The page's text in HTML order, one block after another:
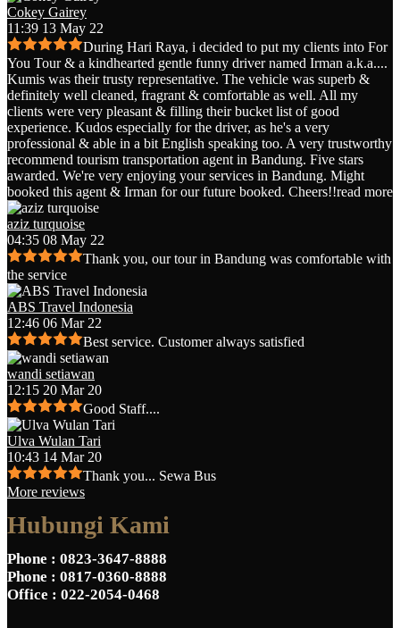
Cokey Gairey
11:39 13 May 22
During Hari Raya, i decided to put my clients into For
You Tour & a kindhearted gentle funny driver named Irman a.k.a....
Kumis was their trusty representative. The vehicle was superb &
definitely well cleaned, fragrant & comfortable as well. All my
clients were very pleasant & filling their bucket list of good
experience. Kudos especially for the driver, as he's a very
professional & able in a bit English speaking too. A very trustworthy
recommend tourism transportation agent in Bandung. Five stars
awarded. We're very enjoying your services in Bandung. Might
booked this agent & Irman for our future booked. Cheers!!read more
aziz turquoise
04:35 08 May 22
Thank you, our tour in Bandung was comfortable with
the service
ABS Travel Indonesia
12:46 06 Mar 22
Best service. Customer always satisfied
wandi setiawan
12:15 20 Mar 20
Good Staff....
Ulva Wulan Tari
10:43 14 Mar 20
Thank you... Sewa Bus
More reviews
Hubungi Kami
Phone : 0823-3647-8888
Phone : 0817-0360-8888
Office : 022-2054-0468